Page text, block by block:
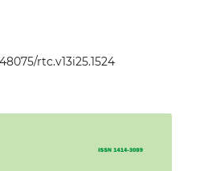
rtc.v13i25.1524